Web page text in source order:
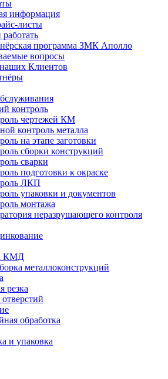
информация
листы
программа ЗМК Аполло
вопросы
Клиентов
контроль
чертежей КМ
контроль металла
на этапе заготовки
сборки конструкций
сварки
подготовки к окраске
ЛКП
упаковки и документов
монтажа
неразрушающего контроля
КМД
металлоконструкций
резка
обработка
и упаковка